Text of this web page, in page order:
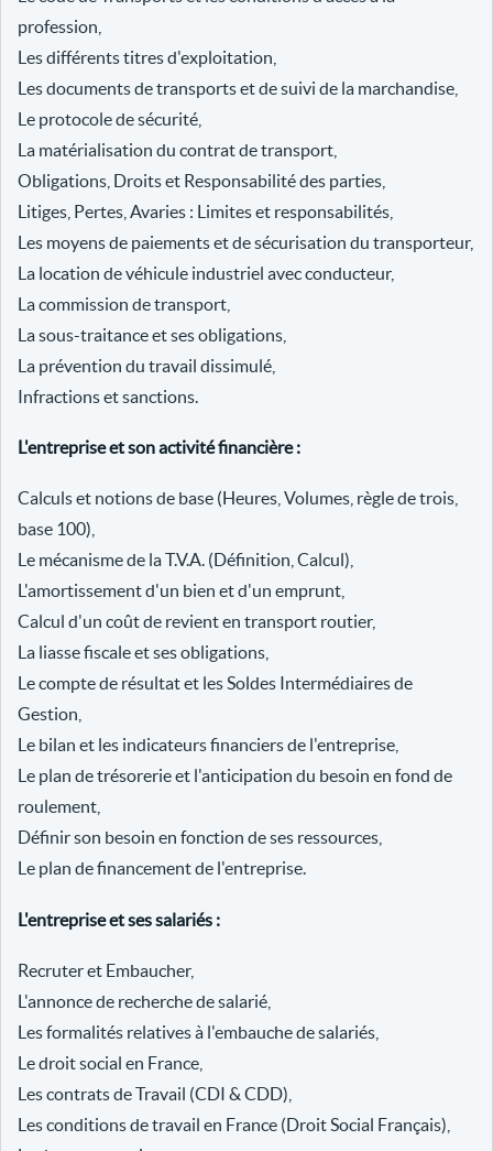
profession,
Les différents titres d'exploitation,
Les documents de transports et de suivi de la marchandise,
Le protocole de sécurité,
La matérialisation du contrat de transport,
Obligations, Droits et Responsabilité des parties,
Litiges, Pertes, Avaries : Limites et responsabilités,
Les moyens de paiements et de sécurisation du transporteur,
La location de véhicule industriel avec conducteur,
La commission de transport,
La sous-traitance et ses obligations,
La prévention du travail dissimulé,
Infractions et sanctions.
L'entreprise et son activité financière :
Calculs et notions de base (Heures, Volumes, règle de trois,
base 100),
Le mécanisme de la T.V.A. (Définition, Calcul),
L'amortissement d'un bien et d'un emprunt,
Calcul d'un coût de revient en transport routier,
La liasse fiscale et ses obligations,
Le compte de résultat et les Soldes Intermédiaires de
Gestion,
Le bilan et les indicateurs financiers de l'entreprise,
Le plan de trésorerie et l'anticipation du besoin en fond de
roulement,
Définir son besoin en fonction de ses ressources,
Le plan de financement de l'entreprise.
L'entreprise et ses salariés :
Recruter et Embaucher,
L'annonce de recherche de salarié,
Les formalités relatives à l'embauche de salariés,
Le droit social en France,
Les contrats de Travail (CDI & CDD),
Les conditions de travail en France (Droit Social Français),